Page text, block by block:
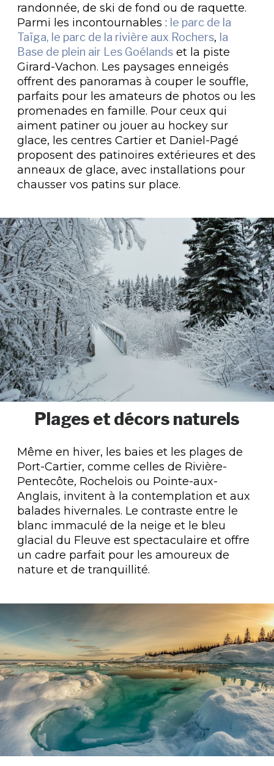
randonnée, de ski de fond ou de raquette.
Parmi les incontournables : le parc de la
Taïga, le parc de la rivière aux Rochers, la
Base de plein air Les Goélands et la piste
Girard-Vachon. Les paysages enneigés
offrent des panoramas à couper le souffle,
parfaits pour les amateurs de photos ou les
promenades en famille. Pour ceux qui
aiment patiner ou jouer au hockey sur
glace, les centres Cartier et Daniel-Pagé
proposent des patinoires extérieures et des
anneaux de glace, avec installations pour
chausser vos patins sur place.
Plages et décors naturels
Même en hiver, les baies et les plages de
Port-Cartier, comme celles de Rivière-
Pentecôte, Rochelois ou Pointe-aux-
Anglais, invitent à la contemplation et aux
balades hivernales. Le contraste entre le
blanc immaculé de la neige et le bleu
glacial du Fleuve est spectaculaire et offre
un cadre parfait pour les amoureux de
nature et de tranquillité.